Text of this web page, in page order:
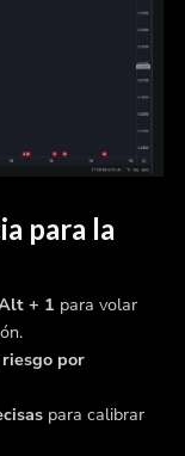
para la
+ 1 para volar
por
para calibrar